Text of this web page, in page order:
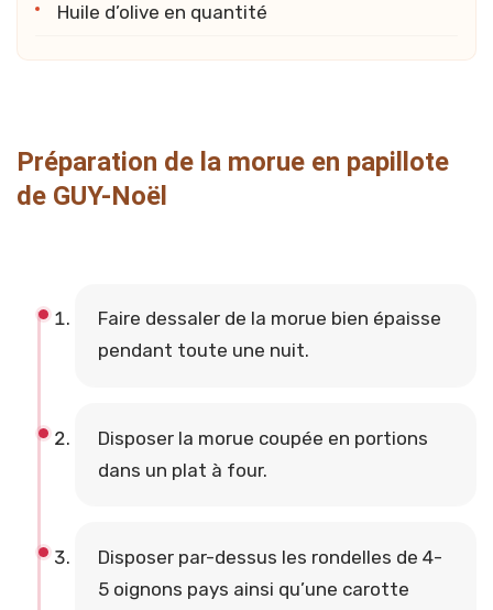
Huile d’olive en quantité
Préparation de la morue en papillote
de GUY-Noël
Faire dessaler de la morue bien épaisse
pendant toute une nuit.
Disposer la morue coupée en portions
dans un plat à four.
Disposer par-dessus les rondelles de 4-
5 oignons pays ainsi qu’une carotte